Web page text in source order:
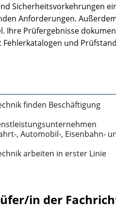
Sicherheitsvorkehrungen
Anforderungen.
Ihre Prüfergebnisse
und
finden Beschäftigung
, Automobil­-, Eisenbahn-­
arbeiten in erster Linie
in der